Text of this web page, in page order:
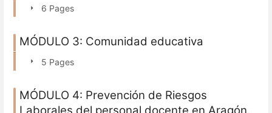
6 Pages
MÓDULO 3: Comunidad educativa
5 Pages
MÓDULO 4: Prevención de Riesgos
Laborales del personal docente en Aragón.